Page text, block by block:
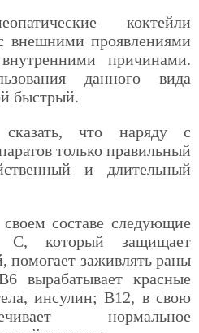
коктейли
внешними проявлениями
причинами.
данного вида
быстрый.
что наряду с
только правильный
и длительный
составе следующие
С, который защищает
помогает заживлять раны
вырабатывает красные
инсулин; В12, в свою
нормальное